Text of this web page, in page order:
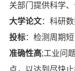
关部门提供科学
大学论文：科研数
投标：检测周期短
准确性高;工业问
点，以达到尽快止